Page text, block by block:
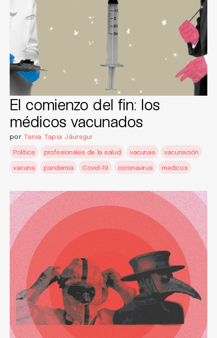
El comienzo del fin: los
médicos vacunados
porTania Tapia Jáuregui
Política
profesionales de la salud vacunas
vacunación
vacuna
pandemia Covid-19 coronavirus medicos